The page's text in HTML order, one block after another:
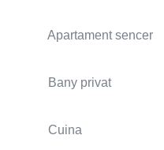
Apartament sencer
Bany privat
Cuina